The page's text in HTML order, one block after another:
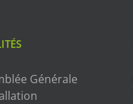
Générale